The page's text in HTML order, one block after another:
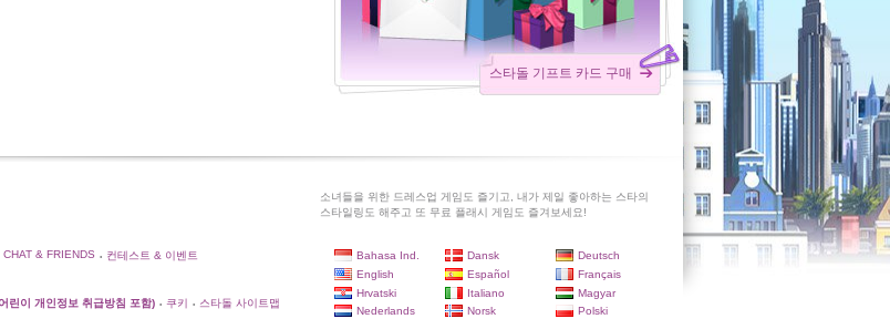
스타돌 기프트 카드 구매
소녀들을 위한 드레스업 게임도 즐기고, 내가 제일 좋아하는 스타의
스타일링도 해주고 또 무료 플래시 게임도 즐겨보세요!
CHAT & FRIENDS • 컨테스트 & 이벤트
린이 개인정보 취급방침 포함) • 쿠키 • 스타돌 사이트맵
Bahasa Ind. Dansk
Deutsch
English
Español
Français
Hrvatski
Italiano
Magyar
Nederlands
Norsk Polski